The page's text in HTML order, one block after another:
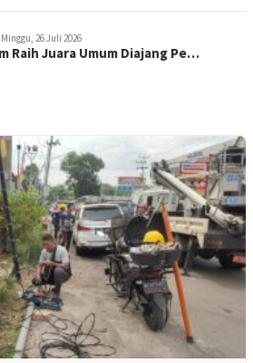
Minggu, 26 Juli 2026
Raih Juara Umum Diajang Pe…